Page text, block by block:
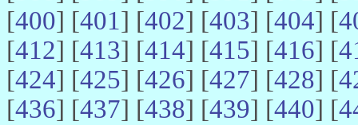
[400] [401] [402] [403] [404] [
[412] [413] [414] [415] [416] [
[424] [425] [426] [427] [428] [
[436] [437] [438] [439] [440] [